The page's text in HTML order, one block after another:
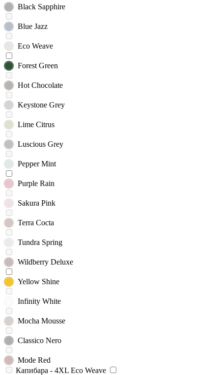
Black Sapphire
Blue Jazz
Eco Weave
Forest Green
Hot Chocolate
Keystone Grey
Lime Citrus
Luscious Grey
Pepper Mint
Purple Rain
Sakura Pink
Terra Cocta
Tundra Spring
Wildberry Deluxe
Yellow Shine
Infinity White
Mocha Mousse
Classico Nero
Mode Red
Капибара - 4XL Eco Weave